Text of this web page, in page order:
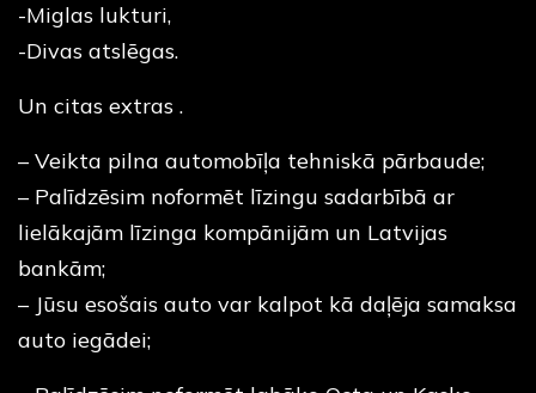
-Miglas lukturi,
-Divas atslēgas.
Un citas extras .
– Veikta pilna automobīļa tehniskā pārbaude;
– Palīdzēsim noformēt līzingu sadarbībā ar
lielākajām līzinga kompānijām un Latvijas
bankām;
– Jūsu esošais auto var kalpot kā daļēja samaksa
auto iegādei;